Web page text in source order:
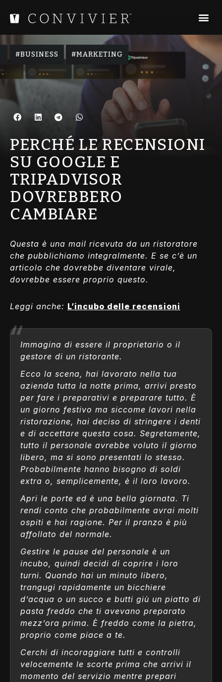
BUSINESS MARKETING
PERCHÉ LE RECENSIONI
SU GOOGLE E
TRIPADVISOR
DOVREBBERO
CAMBIARE
Questa è una mail ricevuta da un ristoratore
che pubblichiamo integralmente. E se c’è un
articolo che dovrebbe diventare virale,
dovrebbe essere proprio questo.
Leggi anche: L’incubo delle recensioni
Immagina di essere il proprietario o il
gestore di un ristorante.
Ecco la scena, hai lavorato nella tua
azienda tutta la notte prima, arrivi presto
per fare i preparativi e preparare tutto. È
un giorno festivo ma siccome lavori nella
ristorazione, hai deciso di stringere i denti
e di accettare questa cosa. Segretamente,
tutto il personale avrebbe voluto il giorno
libero, ma si sono presentati lo stesso.
Probabilmente hanno bisogno di soldi
extra o, semplicemente, è il loro lavoro.
Apri le porte ed è una bella giornata. Ti
rendi conto che probabilmente avrai molti
ospiti e hai ragione. Per il pranzo è più
affollato del normale.
Gestire le pause del personale è un
incubo, quindi decidi di coprire i loro
turni. Quando hai un minuto libero,
trangugi rapidamente un bicchiere
d’acqua o un succo e butti giù un piatto di
pasta freddo che ti avevano preparato
mezz’ora prima. È freddo come la pietra,
proprio come piace a te.
Cerchi di incoraggiare tutti e controlli
velocemente le scorte prima che arrivi il
momento del servizio mentre prepari